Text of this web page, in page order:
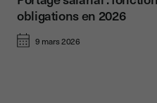
obligations en 2026
9 mars 2026